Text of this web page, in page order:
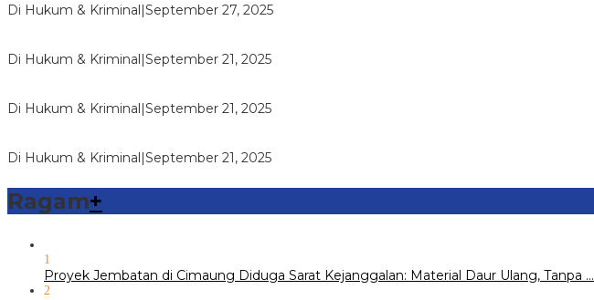
Di Hukum & Kriminal|September 27, 2025
Di Hukum & Kriminal|September 21, 2025
Di Hukum & Kriminal|September 21, 2025
Di Hukum & Kriminal|September 21, 2025
Ragam+
1
Proyek Jembatan di Cimaung Diduga Sarat Kejanggalan: Material Daur Ulang, Tanpa …
2